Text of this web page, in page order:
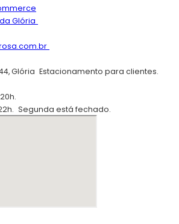
Glória
Glória Estacionamento para clientes.
Segunda está fechado.